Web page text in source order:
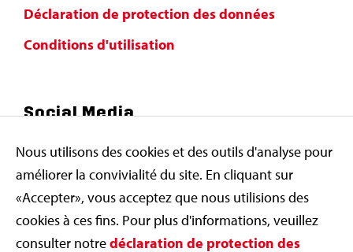
Déclaration de protection des données
Conditions d'utilisation
Social Media
Nous utilisons des cookies et des outils d'analyse pour
améliorer la convivialité du site. En cliquant sur
«Accepter», vous acceptez que nous utilisions des
cookies à ces fins. Pour plus d'informations, veuillez
consulter notredéclaration de protection des